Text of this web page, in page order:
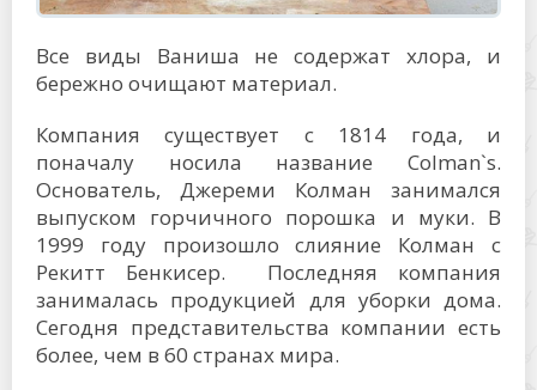
Все виды Ваниша не содержат хлора, и
бережно очищают материал.
Компания существует с 1814 года, и
поначалу носила название Colman`s.
Основатель, Джереми Колман занимался
выпуском горчичного порошка и муки. В
1999 году произошло слияние Колман с
Рекитт Бенкисер. Последняя компания
занималась продукцией для уборки дома.
Сегодня представительства компании есть
более, чем в 60 странах мира.